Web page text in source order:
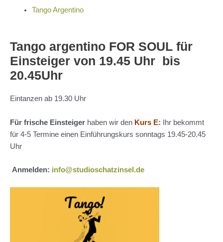
Tango Argentino
Tango argentino FOR SOUL für
Einsteiger von 19.45 Uhr bis
20.45Uhr
Eintanzen ab 19.30 Uhr
Für frische Einsteiger haben wir den Kurs E:
Ihr bekommt
für 4-5 Termine einen Einführungskurs sonntags 19.45-20.45
Uhr
Anmelden: info@studioschatzinsel.de